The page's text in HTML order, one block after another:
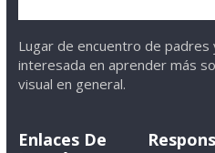
Lugar de encuentro de padres
interesada en aprender más
visual en general.
Enlaces De